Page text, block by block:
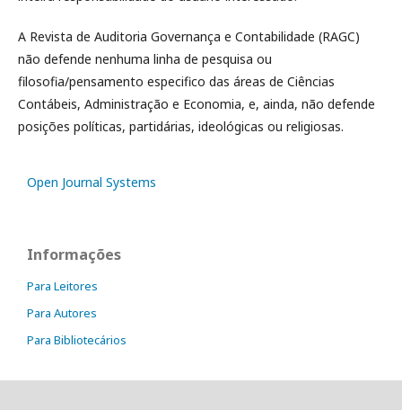
A Revista de Auditoria Governança e Contabilidade (RAGC)
não defende nenhuma linha de pesquisa ou
filosofia/pensamento especifico das áreas de Ciências
Contábeis, Administração e Economia, e, ainda, não defende
posições políticas, partidárias, ideológicas ou religiosas.
Open Journal Systems
Informações
Para Leitores
Para Autores
Para Bibliotecários